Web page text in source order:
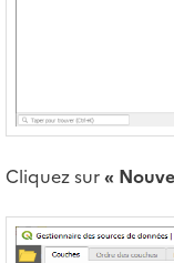
Cliquez sur«